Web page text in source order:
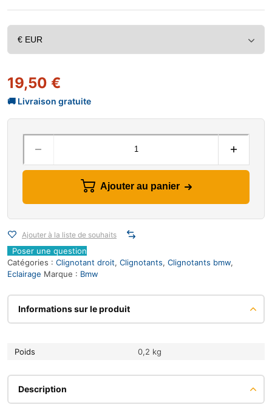
19,50 €
Ajouter au panier
Ajouter à la liste de souhaits
Poser une question
Catégories : Clignotant droit, Clignotants, Clignotants bmw,
Eclairage Marque : Bmw
Informations sur le produit
Poids 0,2 kg
Description